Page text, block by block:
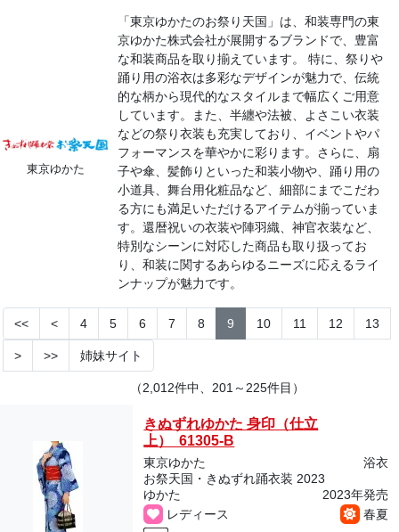
東京ゆかた
「東京ゆかたのお祭り天国」は、和装専門の東
京ゆかた株式会社が展開するブランドで、豊富
な和装商品を取り揃えています。 特に、祭りや
踊り用の浴衣は多彩なデザインが魅力で、伝統
的な柄から現代的なスタイルまで幅広くご用意
しています。​また、半纏や法被、よさこい衣装
などの祭り衣装も充実しており、イベントやパ
フォーマンスを華やかに彩ります。​さらに、扇
子や傘、髪飾りといった和装小物や、踊り用の
小道具、舞台用化粧品など、細部にまでこだわ
る方にも満足いただけるアイテムが揃っていま
す。​還暦祝いの衣装や陣羽織、神官衣装など、
特別なシーンに対応した商品も取り扱ってお
り、和装に関するあらゆるニーズに応えるライ
ンナップが魅力です。
<< < 4 5 6 7 8 9 10 11 12 13
> >> 姉妹サイト
（2,012件中、201～225件目）
きぬずれゆかた 身印（仕立
上） 61305-B
東京ゆかた
浴衣
お祭天国・きぬずれ踊衣装 2023
ゆかた
2023年発売
レディース
春夏